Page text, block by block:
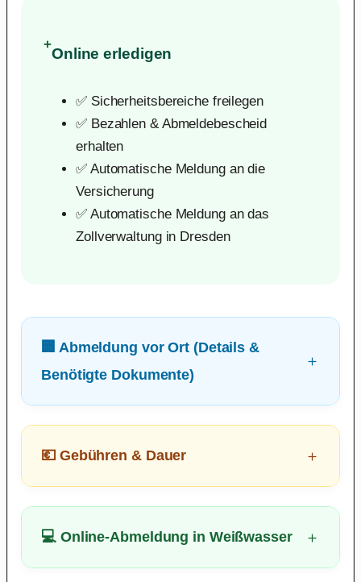
+
Online erledigen
✅ Sicherheitsbereiche freilegen
✅ Bezahlen & Abmeldebescheid
erhalten
✅ Automatische Meldung an die
Versicherung
✅ Automatische Meldung an das
Zollverwaltung in Dresden
🏢 Abmeldung vor Ort (Details &
Benötigte Dokumente)
💶 Gebühren & Dauer
💻 Online-Abmeldung in Weißwasser